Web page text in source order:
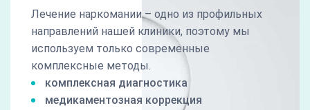
Лечение наркомании – одно из профильных
направлений нашей клиники, поэтому мы
используем только современные
комплексные методы.
комплексная диагностика
медикаментозная коррекция